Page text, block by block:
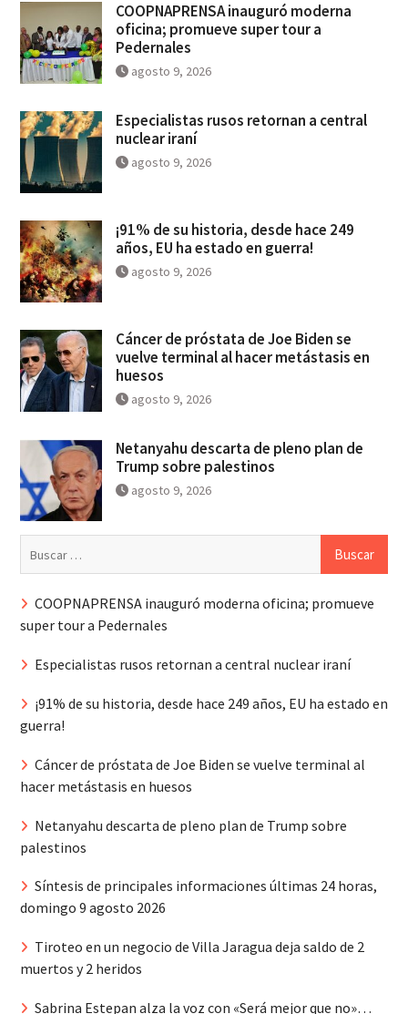
COOPNAPRENSA inauguró moderna
oficina; promueve super tour a
Pedernales
agosto 9, 2026
Especialistas rusos retornan a central
nuclear iraní
agosto 9, 2026
¡91% de su historia, desde hace 249
años, EU ha estado en guerra!
agosto 9, 2026
Cáncer de próstata de Joe Biden se
vuelve terminal al hacer metástasis en
huesos
agosto 9, 2026
Netanyahu descarta de pleno plan de
Trump sobre palestinos
agosto 9, 2026
COOPNAPRENSA inauguró moderna oficina; promueve
super tour a Pedernales
Especialistas rusos retornan a central nuclear iraní
¡91% de su historia, desde hace 249 años, EU ha estado en
guerra!
Cáncer de próstata de Joe Biden se vuelve terminal al
hacer metástasis en huesos
Netanyahu descarta de pleno plan de Trump sobre
palestinos
Síntesis de principales informaciones últimas 24 horas,
domingo 9 agosto 2026
Tiroteo en un negocio de Villa Jaragua deja saldo de 2
muertos y 2 heridos
Sabrina Estepan alza la voz con «Será mejor que no»…